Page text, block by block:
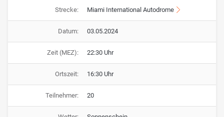
Strecke: Miami International Autodrome
Datum: 03.05.2024
Zeit (MEZ): 22:30 Uhr
Ortszeit: 16:30 Uhr
Teilnehmer: 20